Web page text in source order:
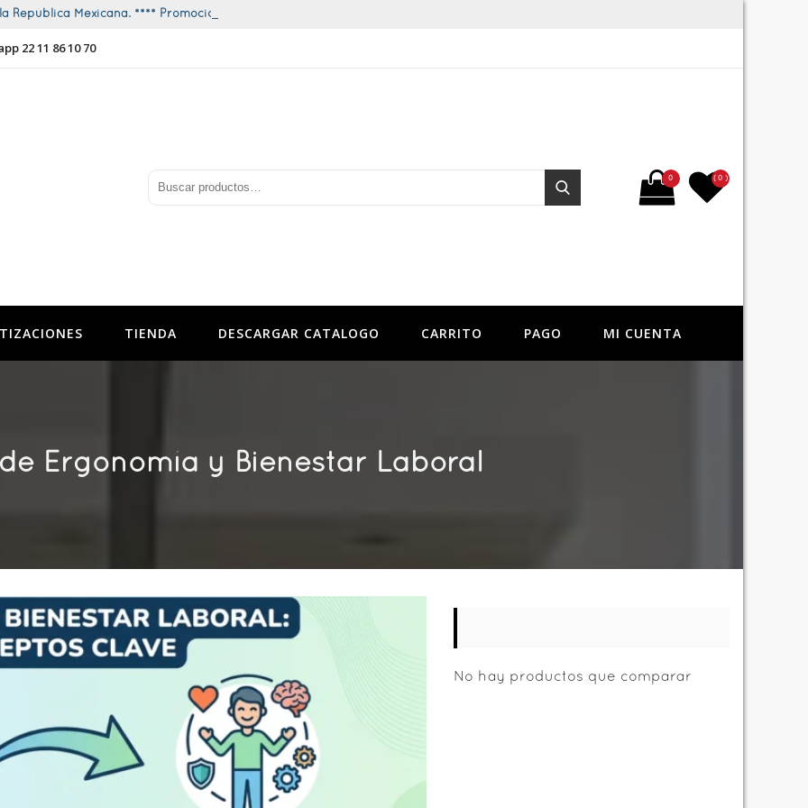
República Mexicana. **** Promociones todo el año ****
22 11 86 10 70
Buscar por:
Buscar
0 ( 0 )
TIENDA DESCARGAR CATALOGO CARRITO PAGO MI CUENTA
Ergonomía y Bienestar Laboral
No hay productos que comparar